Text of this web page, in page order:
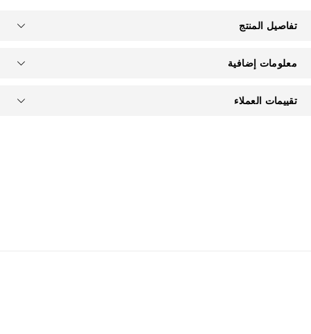
تفاصيل المنتج
معلومات إضافية
تقييمات العملاء